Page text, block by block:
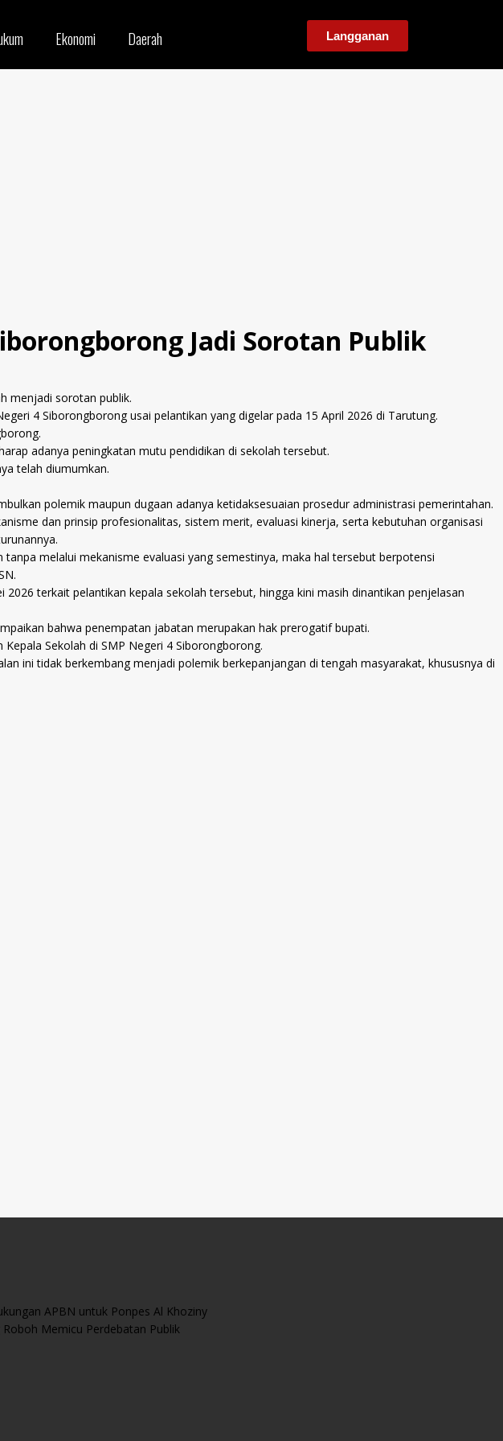
Ekonomi Daerah Langganan
Jadi Sorotan Publik
menjadi sorotan publik.
4 Siborongborong usai pelantikan yang digelar pada 15 April 2026 di Tarutung.
adanya peningkatan mutu pendidikan di sekolah tersebut.
telah diumumkan.
polemik maupun dugaan adanya ketidaksesuaian prosedur administrasi pemerintahan.
dan prinsip profesionalitas, sistem merit, evaluasi kinerja, serta kebutuhan organisasi
melalui mekanisme evaluasi yang semestinya, maka hal tersebut berpotensi
terkait pelantikan kepala sekolah tersebut, hingga kini masih dinantikan penjelasan
bahwa penempatan jabatan merupakan hak prerogatif bupati.
Sekolah di SMP Negeri 4 Siborongborong.
ini tidak berkembang menjadi polemik berkepanjangan di tengah masyarakat, khususnya di